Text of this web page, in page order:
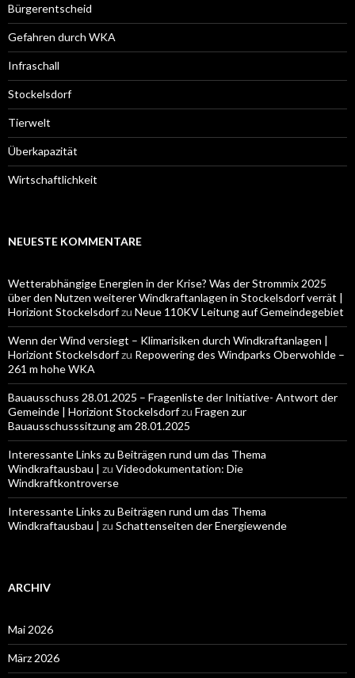
Bürgerentscheid
Gefahren durch WKA
Infraschall
Stockelsdorf
Tierwelt
Überkapazität
Wirtschaftlichkeit
NEUESTE KOMMENTARE
Wetterabhängige Energien in der Krise? Was der Strommix 2025
über den Nutzen weiterer Windkraftanlagen in Stockelsdorf verrät |
Horiziont Stockelsdorfzu Neue 110KV Leitung auf Gemeindegebiet
Wenn der Wind versiegt – Klimarisiken durch Windkraftanlagen |
Horiziont Stockelsdorfzu Repowering des Windparks Oberwohlde –
261 m hohe WKA
Bauausschuss 28.01.2025 – Fragenliste der Initiative- Antwort der
Gemeinde | Horiziont Stockelsdorfzu Fragen zur
Bauausschusssitzung am 28.01.2025
Interessante Links zu Beiträgen rund um das Thema
Windkraftausbau | zu Videodokumentation: Die
Windkraftkontroverse
Interessante Links zu Beiträgen rund um das Thema
Windkraftausbau | zu Schattenseiten der Energiewende
ARCHIV
Mai 2026
März 2026